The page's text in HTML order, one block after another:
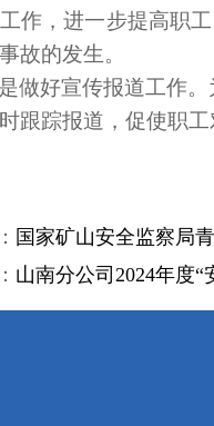
作，进一步提高职
故的发生。
做好宣传报道工作
跟踪报道，促使职
国家矿山安全监察局
山南分公司2024年度